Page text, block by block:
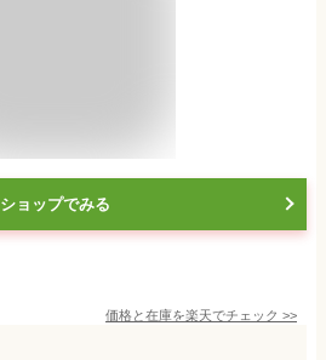
ショップでみる
価格と在庫を楽天でチェック >>